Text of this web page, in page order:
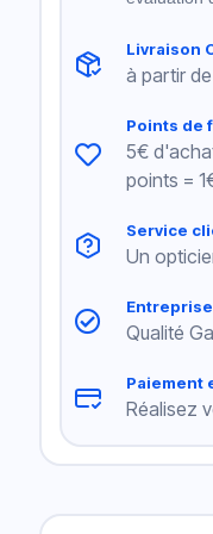
Livraison
à partir
Points de
5€
points =
Service
Un
Qualité
Paiement
Réalisez